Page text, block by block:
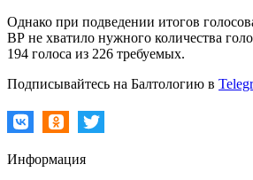
Однако при подведении итогов
ВР не хватило нужного количества
194 голоса из 226 требуемых.
Подписывайтесь на Балтологию в
Информация